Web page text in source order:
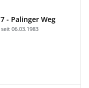
- Palinger Weg
06.03.1983